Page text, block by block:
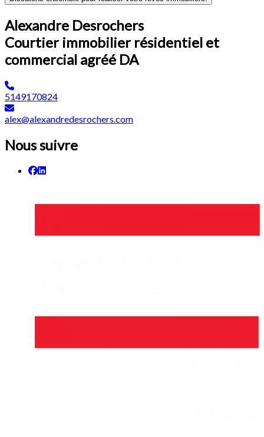
Alexandre Desrochers
Courtier immobilier résidentiel et
commercial agréé DA
5149170824
alex@alexandredesrochers.com
Nous suivre